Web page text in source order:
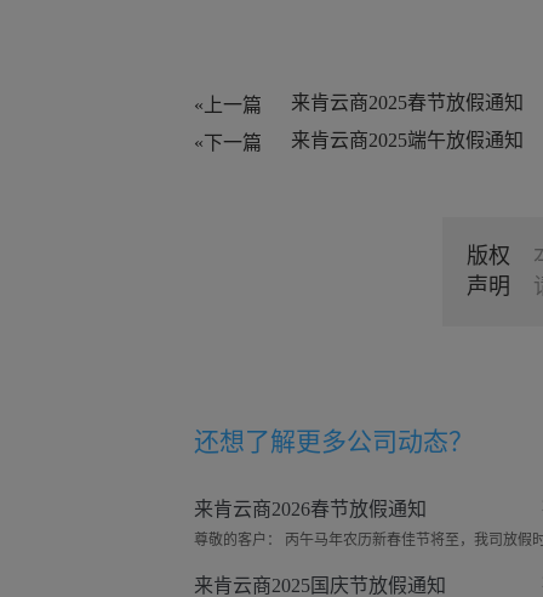
«上一篇
来肯云商2025春节放假通知
«下一篇
来肯云商2025端午放假通知
版权
声明
还想了解更多公司动态？
来肯云商2026春节放假通知
来肯云商2025国庆节放假通知